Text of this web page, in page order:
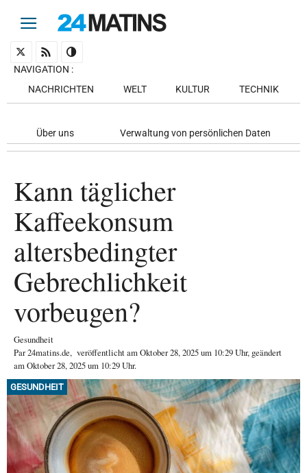
NAVIGATION :
NACHRICHTEN
WELT KULTUR TECHNIK
Über uns Verwaltung von persönlichen Daten
Kann täglicher
Kaffeekonsum
altersbedingter
Gebrechlichkeit
vorbeugen?
Gesundheit
Par24matins.de, veröffentlicht amOktober 28, 2025um 10:29 Uhr, geändert
am Oktober 28, 2025 um 10:29 Uhr.
GESUNDHEIT